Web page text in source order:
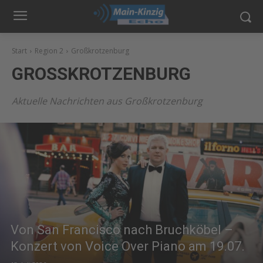
Start Region 2 Großkrotzenburg
GROSSKROTZENBURG
Aktuelle Nachrichten aus Großkrotzenburg
Von San Francisco nach Bruchköbel –
Konzert von Voice Over Piano am 19.07.